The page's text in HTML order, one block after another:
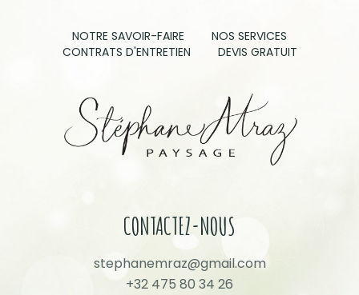
NOTRE SAVOIR-FAIRE
NOS SERVICES
CONTRATS D'ENTRETIEN
DEVIS GRATUIT
CONTACTEZ-NOUS
stephanemraz@gmail.com
+32 475 80 34 26